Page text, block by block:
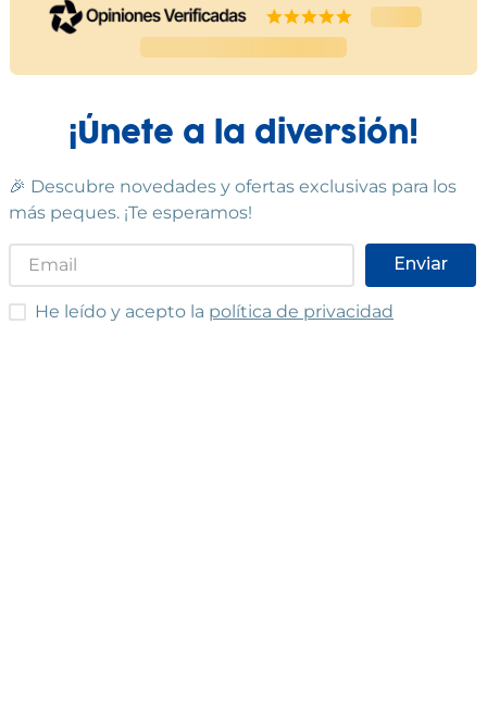
¡Únete a la diversión!
🎉 Descubre novedades y ofertas exclusivas para los
más peques. ¡Te esperamos!
Enviar
He leído y acepto las condiciones
He leído y acepto la política de privacidad